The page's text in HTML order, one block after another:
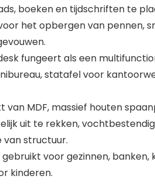
boeken en tijdschriften te
het opbergen van pennen,
fungeert als een
statafel voor
MDF, massief houten
uit te rekken,
van structuur.
voor gezinnen, banken,
kinderen.